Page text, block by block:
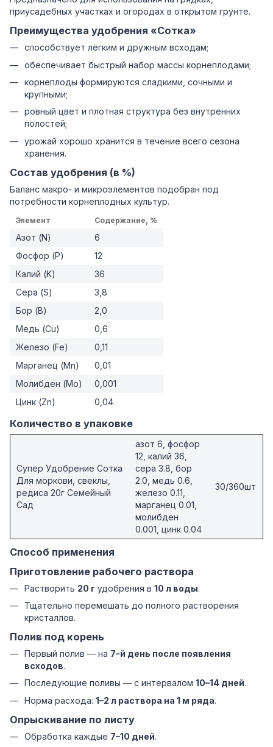
приусадебных участках и огородах в открытом грунте.
Преимущества удобрения «Сотка»
способствует лёгким и дружным всходам;
обеспечивает быстрый набор массы корнеплодами;
корнеплоды формируются сладкими, сочными и
крупными;
ровный цвет и плотная структура без внутренних
полостей;
урожай хорошо хранится в течение всего сезона
хранения.
Состав удобрения (в %)
Баланс макро- и микроэлементов подобран под
потребности корнеплодных культур.
Элемент Содержание, %
Азот (N)
6
Фосфор (P)
12
Калий (K)
36
Сера (S)
3,8
Бор (B)
2,0
Медь (Cu)
0,6
Железо (Fe)
0,11
Марганец (Mn)
0,01
Молибден (Mo)
0,001
Цинк (Zn)
0,04
Количество в упаковке
Супер Удобрение Сотка
Для моркови, свеклы,
редиса 20г Семейный
Сад
азот 6, фосфор
12, калий 36,
сера 3.8, бор
2.0, медь 0.6,
железо 0.11,
марганец 0.01,
молибден
0.001, цинк 0.04
30/360шт
Способ применения
Приготовление рабочего раствора
Растворить 20 г удобрения в 10 л воды.
Тщательно перемешать до полного растворения
кристаллов.
Полив под корень
Первый полив — на 7-й день после появления
всходов.
Последующие поливы — с интервалом 10–14 дней.
Норма расхода: 1–2 л раствора на 1 м ряда.
Опрыскивание по листу
Обработка каждые 7–10 дней.